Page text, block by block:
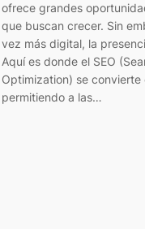
ofrece grandes
que buscan crecer. Sin
vez más digital, la
Aquí es donde el SEO
Optimization) se
permitiendo a las…